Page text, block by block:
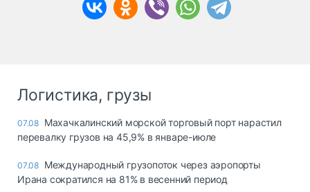
Логистика, грузы
07.08 Махачкалинский морской торговый порт нарастил
перевалку грузов на 45,9% в январе-июле
07.08 Международный грузопоток через аэропорты
Ирана сократился на 81% в весенний период